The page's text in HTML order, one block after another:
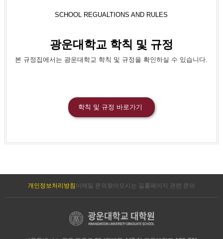
SCHOOL REGUALTIONS AND RULES
광운대학교 학칙 및 규정
본 규정집에서는 광운대학교 학칙 및 규정을 확인하실 수 있습니다.
학칙 및 규정 바로가기
개인정보처리방침 이메일 문의 찾아오시는 길 홈페이지 관련 문의